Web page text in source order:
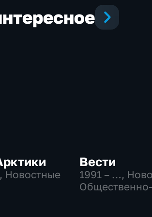
, Новостные
Вести
1991 – …,
Общественно-